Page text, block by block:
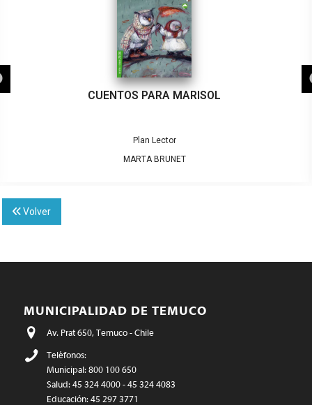
CUENTOS PARA MARISOL
Plan Lector
MARTA BRUNET
Volver
MUNICIPALIDAD DE TEMUCO
Av. Prat 650, Temuco - Chile
Teléfonos:
Municipal: 800 100 650
Salud: 45 324 4000 - 45 324 4083
Educación: 45 297 3771